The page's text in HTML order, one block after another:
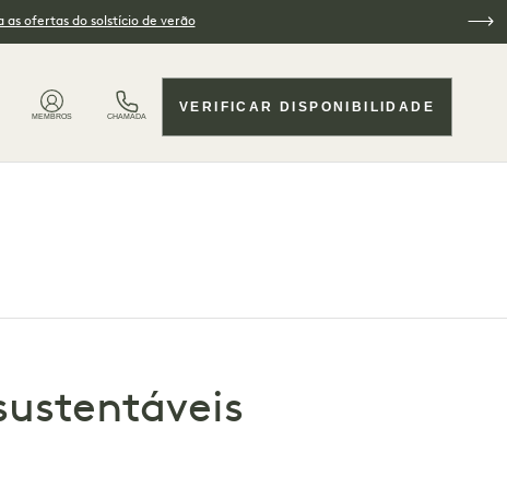
as ofertas do solstício de verão
MEMBROS CHAMADA
VERIFICAR DISPONIBILIDADE